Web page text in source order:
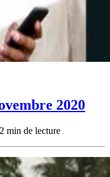
2020
2 min de lecture